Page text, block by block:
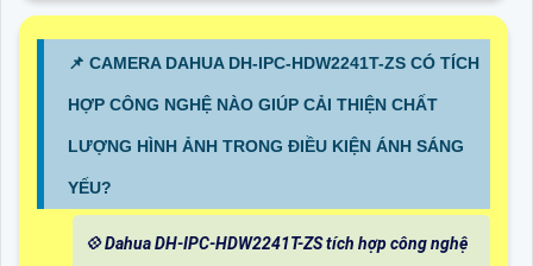
📌 CAMERA DAHUA DH-IPC-HDW2241T-ZS CÓ TÍCH
HỢP CÔNG NGHỆ NÀO GIÚP CẢI THIỆN CHẤT
LƯỢNG HÌNH ẢNH TRONG ĐIỀU KIỆN ÁNH SÁNG
YẾU?
💠 Dahua DH-IPC-HDW2241T-ZS tích hợp công nghệ